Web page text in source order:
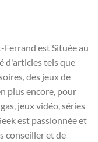
est Située au
d'articles tels que
des jeux de
plus encore, pour
jeux vidéo, séries
est passionnée et
conseiller et de